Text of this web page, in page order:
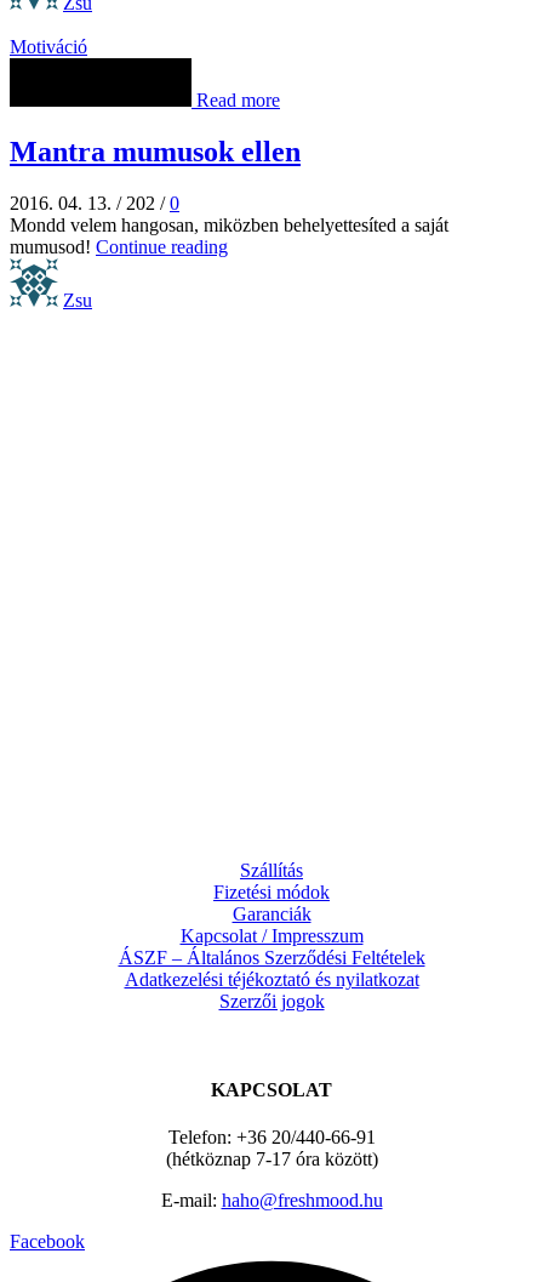
Motiváció
Read more
Mantra mumusok ellen
2016. 04. 13. / 202 / 0
Mondd velem hangosan, miközben behelyettesíted a saját
mumusod! Continue reading
Zsu
Szállítás
Fizetési módok
Garanciák
Kapcsolat / Impresszum
ÁSZF – Általános Szerződési Feltételek
Adatkezelési téjékoztató és nyilatkozat
Szerzői jogok
KAPCSOLAT
Telefon: +36 20/440-66-91
(hétköznap 7-17 óra között)
E-mail: haho@freshmood.hu
Facebook